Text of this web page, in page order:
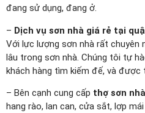
đang sử dụng, đang ở.
– Dịch vụ sơn nhà giá rẻ tại
Với lực lượng sơn nhà rất chuyên
lâu trong sơn nhà. Chúng tôi tự
khách hàng tìm kiếm đế, và được
– Bên cạnh cung cấp thợ sơn nhà
hang rào, lan can, cửa sắt, lợp